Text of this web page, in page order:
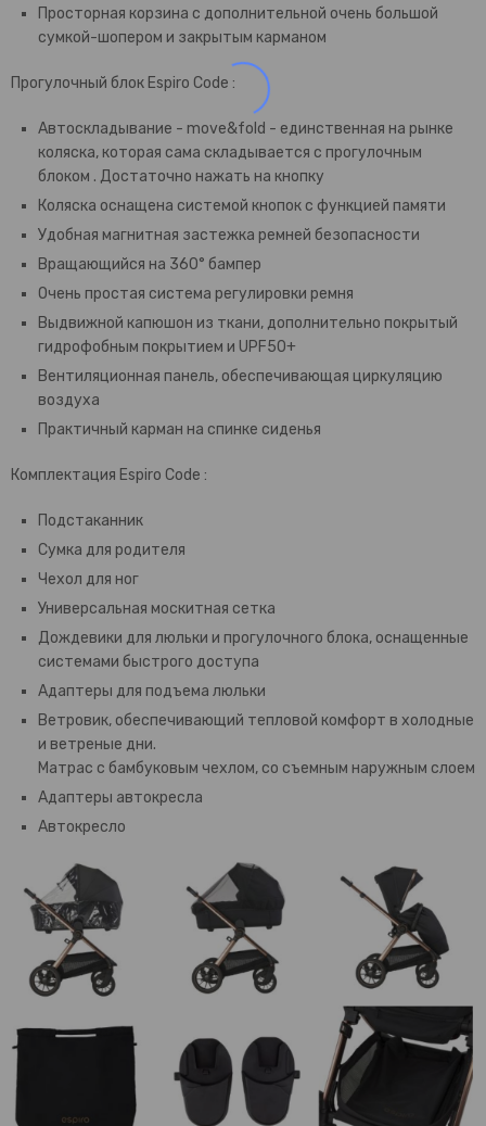
Просторная корзина с дополнительной очень большой
сумкой-шопером и закрытым карманом
Прогулочный блок Espiro Code :
Автоскладывание - move&fold - единственная на рынке
коляска, которая сама складывается с прогулочным
блоком . Достаточно нажать на кнопку
Коляска оснащена системой кнопок с функцией памяти
Удобная магнитная застежка ремней безопасности
Вращающийся на 360° бампер
Очень простая система регулировки ремня
Выдвижной капюшон из ткани, дополнительно покрытый
гидрофобным покрытием и UPF50+
Вентиляционная панель, обеспечивающая циркуляцию
воздуха
Практичный карман на спинке сиденья
Комплектация Espiro Code :
Подстаканник
Сумка для родителя
Чехол для ног
Универсальная москитная сетка
Дождевики для люльки и прогулочного блока, оснащенные
системами быстрого доступа
Адаптеры для подъема люльки
Ветровик, обеспечивающий тепловой комфорт в холодные
и ветреные дни.
Матрас с бамбуковым чехлом, со съемным наружным слоем
Адаптеры автокресла
Автокресло